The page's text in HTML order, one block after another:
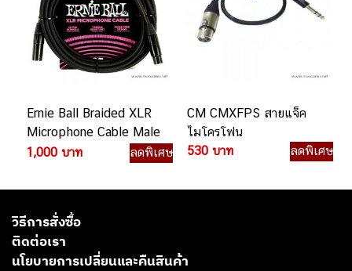
Ernie Ball Braided XLR
Microphone Cable Male
/ Female 15Ft. สายแจ็ค
1,000 บาท ลดพิเศษ
CM CMXFPS สายแจ็ค
ไมโครโฟน
530 บาท
ลดพิเศษ
วิธีการสั่งซื้อ
ติดต่อเรา
นโยบายการเปลี่ยนและคืนสินค้า